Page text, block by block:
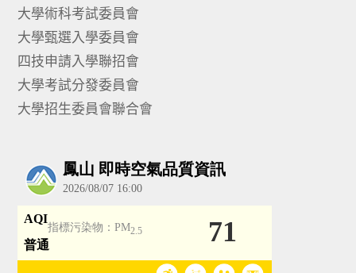
大學術科考試委員會
大學甄選入學委員會
四技申請入學聯招會
大學考試分發委員會
大學招生委員會聯合會